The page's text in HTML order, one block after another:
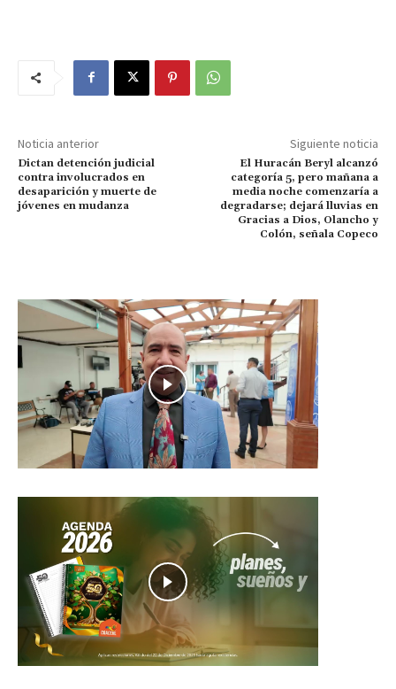
Noticia anterior
Dictan detención judicial
contra involucrados en
desaparición y muerte de
jóvenes en mudanza
Siguiente noticia
El Huracán Beryl alcanzó
categoría 5, pero mañana a
media noche comenzaría a
degradarse; dejará lluvias en
Gracias a Dios, Olancho y
Colón, señala Copeco